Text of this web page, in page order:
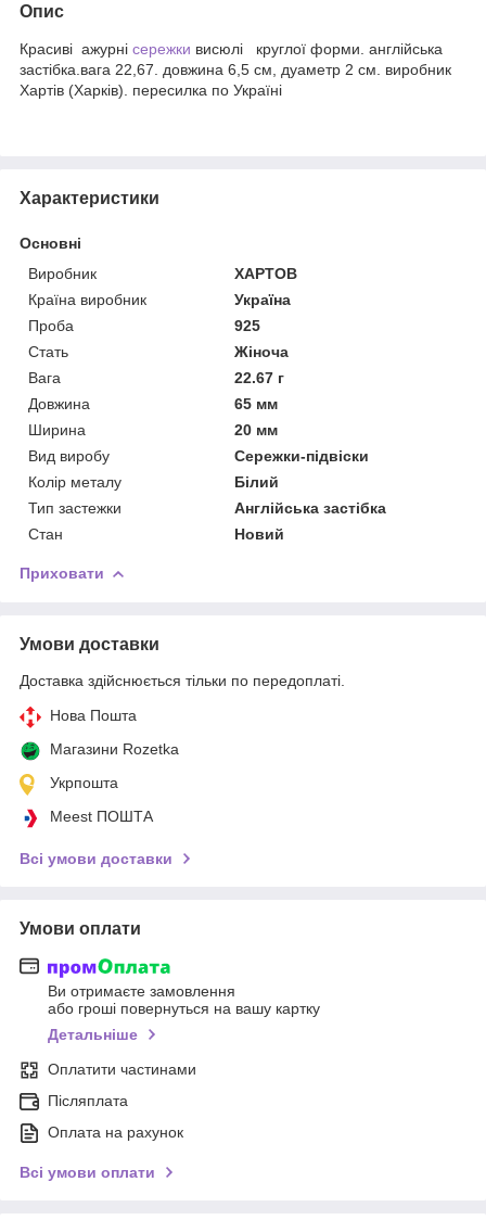
Опис
Красиві ажурні сережки висюлі круглої форми. англійська
застібка.вага 22,67. довжина 6,5 см, дуаметр 2 см. виробник
Хартів (Харків). пересилка по Україні
Характеристики
Основні
Виробник
ХАРТОВ
Країна виробник
Україна
Проба
925
Стать
Жіноча
Вага
22.67 г
Довжина
65 мм
Ширина
20 мм
Вид виробу
Сережки-підвіски
Колір металу
Білий
Тип застежки
Англійська застібка
Стан
Новий
Приховати
Умови доставки
Доставка здійснюється тільки по передоплаті.
Нова Пошта
Магазини Rozetka
Укрпошта
Meest ПОШТА
Всі умови доставки
Умови оплати
Ви отримаєте замовлення
або гроші повернуться на вашу картку
Детальніше
Оплатити частинами
Післяплата
Оплата на рахунок
Всі умови оплати